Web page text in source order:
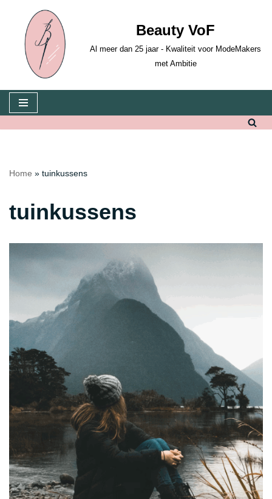
naar
inhoud
Beauty VoF
Al meer dan 25 jaar - Kwaliteit voor ModeMakers
met Ambitie
Home » tuinkussens
tuinkussens